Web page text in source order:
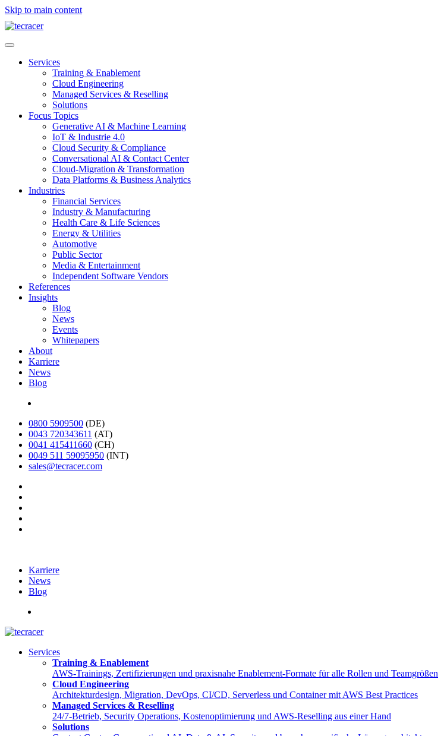
Skip to main content
Services
Training & Enablement
Cloud Engineering
Managed Services & Reselling
Solutions
Focus Topics
Generative AI & Machine Learning
IoT & Industrie 4.0
Cloud Security & Compliance
Conversational AI & Contact Center
Cloud-Migration & Transformation
Data Platforms & Business Analytics
Industries
Financial Services
Industry & Manufacturing
Health Care & Life Sciences
Energy & Utilities
Automotive
Public Sector
Media & Entertainment
Independent Software Vendors
References
Insights
Blog
News
Events
Whitepapers
About
Karriere
News
Blog
0800 5909500 (DE)
0043 720343611 (AT)
0041 415411660 (CH)
0049 511 59095950 (INT)
sales@tecracer.com
Karriere
News
Blog
Services
Training & Enablement
AWS-Trainings, Zertifizierungen und praxisnahe Enablement-Formate für alle Rollen und Teamgrößen
Cloud Engineering
Architekturdesign, Migration, DevOps, CI/CD, Serverless und Container mit AWS Best Practices
Managed Services & Reselling
24/7-Betrieb, Security Operations, Kostenoptimierung und AWS-Reselling aus einer Hand
Solutions